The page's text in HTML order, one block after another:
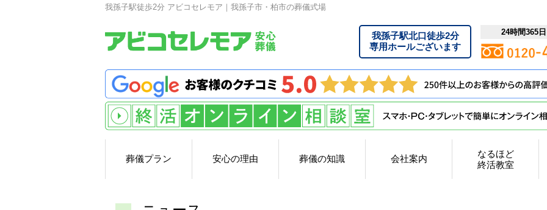
我孫子駅徒歩2分 アビコセレモア｜我孫子市・柏市の葬儀式場
我孫子駅北口徒歩2分
専用ホールございます
24時間365
葬儀プラン 安心の理由 葬儀の知識 会社案内
なるほど
終活教室